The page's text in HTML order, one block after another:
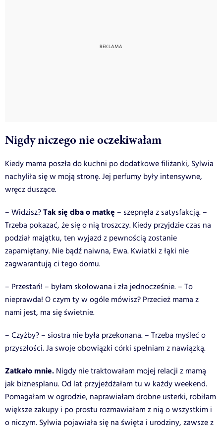
Nigdy niczego nie oczekiwałam
Kiedy mama poszła do kuchni po dodatkowe filiżanki, Sylwia
nachyliła się w moją stronę. Jej perfumy były intensywne,
wręcz duszące.
– Widzisz?Tak się dba o matkę – szepnęła z satysfakcją. –
Trzeba pokazać, że się o nią troszczy. Kiedy przyjdzie czas na
podział majątku, ten wyjazd z pewnością zostanie
zapamiętany. Nie bądź naiwna, Ewa. Kwiatki z łąki nie
zagwarantują ci tego domu.
– Przestań! – byłam skołowana i zła jednocześnie. – To
nieprawda! O czym ty w ogóle mówisz? Przecież mama z
nami jest, ma się świetnie.
– Czyżby? – siostra nie była przekonana. – Trzeba myśleć o
przyszłości. Ja swoje obowiązki córki spełniam z nawiązką.
Zatkało mnie. Nigdy nie traktowałam mojej relacji z mamą
jak biznesplanu. Od lat przyjeżdżałam tu w każdy weekend.
Pomagałam w ogrodzie, naprawiałam drobne usterki, robiłam
większe zakupy i po prostu rozmawiałam z nią o wszystkim i
o niczym. Sylwia pojawiała się na święta i urodziny, zawsze z